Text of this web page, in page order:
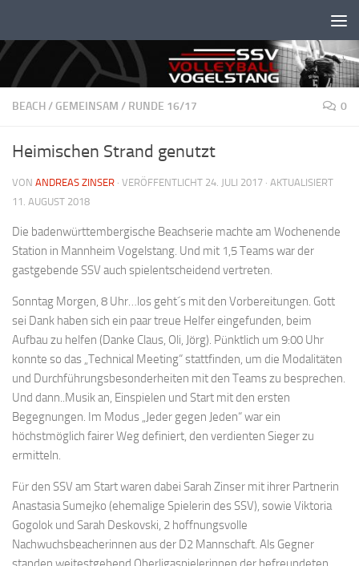
BEACH/ GEMEINSAM / RUNDE 16/17 0
Heimischen Strand genutzt
VON ANDREAS ZINSER · VERÖFFENTLICHT 24. JULI 2017 · AKTUALISIERT
11. AUGUST 2018
Die badenwürttembergische Beachserie machte am Wochenende
Station in Mannheim Vogelstang. Und mit 1,5 Teams war der
gastgebende SSV auch spielentscheidend vertreten.
Sonntag Morgen, 8 Uhr…los geht´s mit den Vorbereitungen. Gott
sei Dank haben sich ein paar treue Helfer eingefunden, beim
Aufbau zu helfen (Danke Claus, Oli, Jörg). Pünktlich um 9:00 Uhr
konnte so das „Technical Meeting“ stattfinden, um die Modalitäten
und Durchführungsbesonderheiten mit den Teams zu besprechen.
Und dann..Musik an, Einspielen und Start mit den ersten
Begegnungen. Im Modus „Jeder gegen Jeden“ war ein
höchstmöglich fairer Weg definiert, den verdienten Sieger zu
ermitteln.
Für den SSV am Start waren dabei Sarah Zinser mit ihrer Partnerin
Anastasia Sumejko (ehemalige Spielerin des SSV), sowie Viktoria
Gogolok und Sarah Deskovski, 2 hoffnungsvolle
Nachwuchsbeacherinnen aus der D2 Mannschaft. Als Gegner